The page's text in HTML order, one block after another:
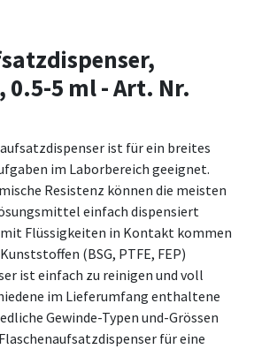
0.5-5 ml - Art. Nr.
ist für ein breites
im Laborbereich geeignet.
Resistenz können die meisten
einfach dispensiert
mit Flüssigkeiten in Kontakt kommen
(BSG, PTFE, FEP)
ist einfach zu reinigen und voll
im Lieferumfang enthaltene
Gewinde-Typen und-Grössen
für eine